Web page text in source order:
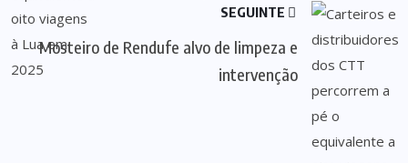
SEGUINTE
Mosteiro de Rendufe alvo de limpeza e
intervenção